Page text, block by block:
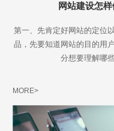
网站建设怎
第一、先肯定好网站的定位
品，先要知道网站的目的用
分想要理解哪
MORE>
不怕就请留下您的需求及